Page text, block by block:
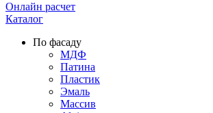
Онлайн расчет
Каталог
По фасаду
МДФ
Патина
Пластик
Эмаль
Массив